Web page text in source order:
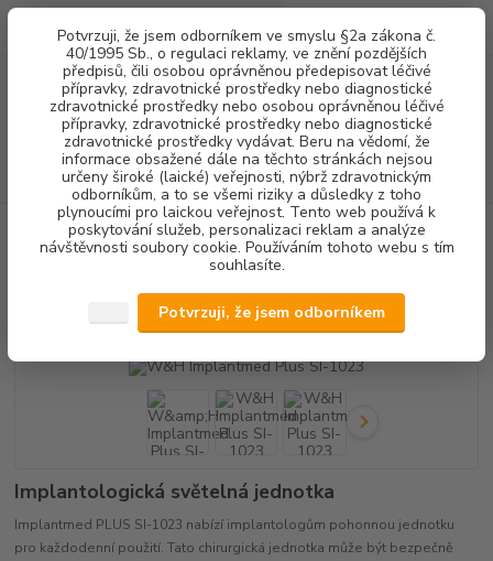
Potvrzuji, že jsem odborníkem ve smyslu §2a zákona č.
40/1995 Sb., o regulaci reklamy, ve znění pozdějších
předpisů, čili osobou oprávněnou předepisovat léčivé
přípravky, zdravotnické prostředky nebo diagnostické
zdravotnické prostředky nebo osobou oprávněnou léčivé
přípravky, zdravotnické prostředky nebo diagnostické
zdravotnické prostředky vydávat. Beru na vědomí, že
informace obsažené dále na těchto stránkách nejsou
určeny široké (laické) veřejnosti, nýbrž zdravotnickým
odborníkům, a to se všemi riziky a důsledky z toho
plynoucími pro laickou veřejnost. Tento web používá k
poskytování služeb, personalizaci reklam a analýze
návštěvnosti soubory cookie. Používáním tohoto webu s tím
souhlasíte.
Potvrzuji, že jsem odborníkem
Menu
CZK
Hledat
(Po-Pá, 8-16 hod.)
za0,00 Kč
CHIRURGIE IMPLANTOLOGIE W&H Implantmed Plus SI-1023
W&H Implantmed Plus SI-1023
Implantologická světelná jednotka
Implantmed PLUS SI-1023 nabízí implantologům pohonnou jednotku
pro každodenní použití. Tato chirurgická jednotka může být bezpečně